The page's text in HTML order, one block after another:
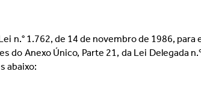
n.° 1.762, de 14 de novembro de 1986,
do Anexo Único, Parte 21, da Lei
abaixo: